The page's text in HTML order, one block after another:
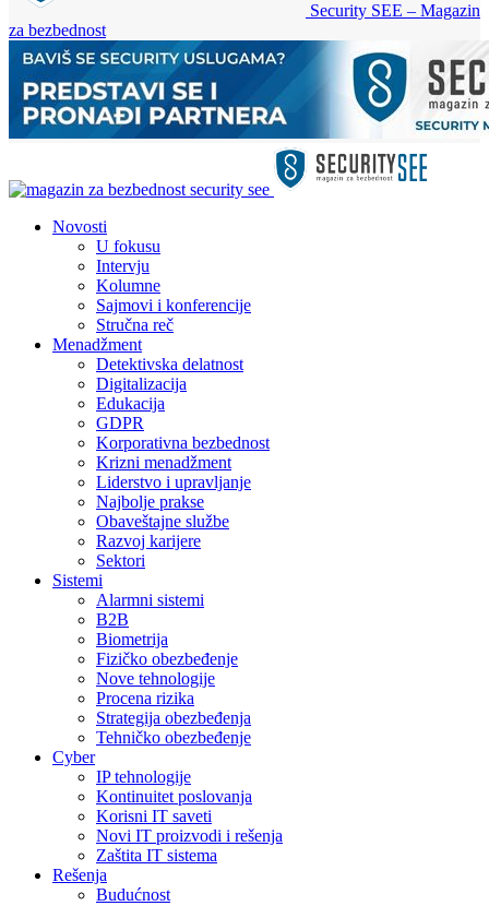
Security SEE – Magazin
za bezbednost
Novosti
U fokusu
Intervju
Kolumne
Sajmovi i konferencije
Stručna reč
Menadžment
Detektivska delatnost
Digitalizacija
Edukacija
GDPR
Korporativna bezbednost
Krizni menadžment
Liderstvo i upravljanje
Najbolje prakse
Obaveštajne službe
Razvoj karijere
Sektori
Sistemi
Alarmni sistemi
B2B
Biometrija
Fizičko obezbeđenje
Nove tehnologije
Procena rizika
Strategija obezbeđenja
Tehničko obezbeđenje
Cyber
IP tehnologije
Kontinuitet poslovanja
Korisni IT saveti
Novi IT proizvodi i rešenja
Zaštita IT sistema
Rešenja
Budućnost